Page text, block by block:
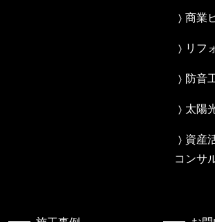
商業
リフ
防音
太陽
資産
コンサ